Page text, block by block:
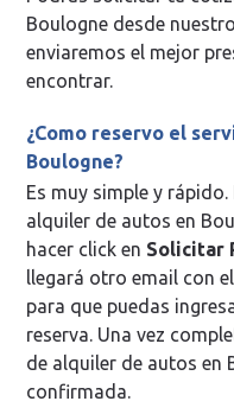
Boulogne desde
enviaremos el mejor
encontrar.
¿Como reservo el
Boulogne?
Es muy simple y
alquiler de autos en
hacer click en Solicitar
llegará otro email con
para que puedas
reserva. Una vez
de alquiler de autos en
confirmada.